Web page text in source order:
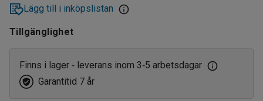
600
Lägg till i inköpslistan
Tillgänglighet
Finns i lager ‑ leverans inom 3‑5 arbetsdagar
Garantitid 7 år